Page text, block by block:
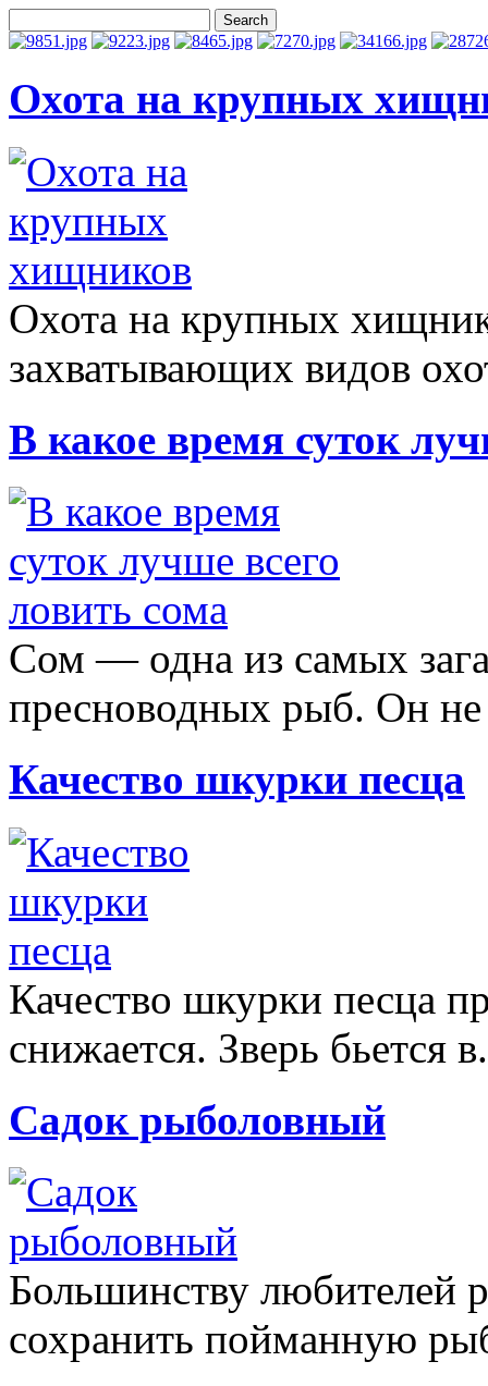
Охота на крупных
Охота на крупных
захватывающих видов
В какое время суток
Сом — одна из самых
пресноводных рыб. Он
Качество шкурки песца
Качество шкурки песца
снижается. Зверь бьется
Садок рыболовный
Большинству любителей
сохранить пойманную